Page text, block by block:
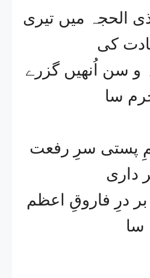
الحجہ میں تیری
کی
و سن اُنھیں گزرے
سا
پستی سرِ رفعت
داری
بر درِ فاروقِ اعظم
سا